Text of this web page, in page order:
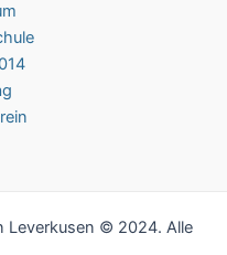
Leverkusen © 2024. Alle